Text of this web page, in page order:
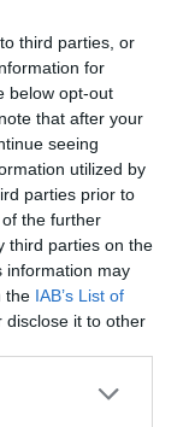
third parties, or
for
below opt-out
that after your
seeing
utilized by
parties prior to
the further
third parties on the
information may
the IAB’s List of
disclose it to other